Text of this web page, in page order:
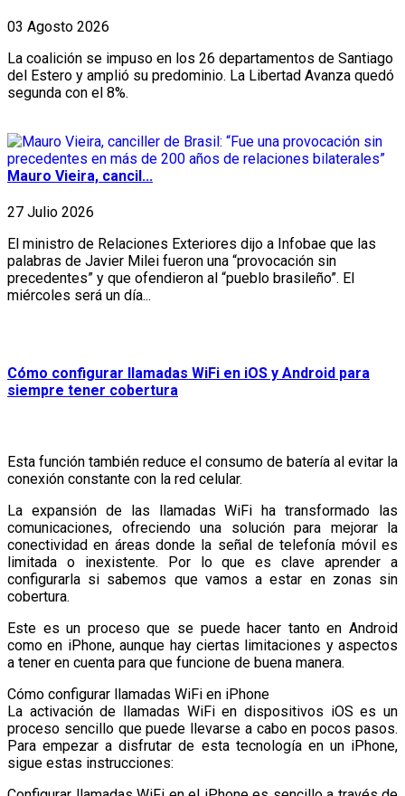
03 Agosto 2026
La coalición se impuso en los 26 departamentos de Santiago
del Estero y amplió su predominio. La Libertad Avanza quedó
segunda con el 8%.
Mauro Vieira, cancil...
27 Julio 2026
El ministro de Relaciones Exteriores dijo a Infobae que las
palabras de Javier Milei fueron una “provocación sin
precedentes” y que ofendieron al “pueblo brasileño”. El
miércoles será un día...
Cómo configurar llamadas WiFi en iOS y Android para
siempre tener cobertura
Esta función también reduce el consumo de batería al evitar la
conexión constante con la red celular.
La expansión de las llamadas WiFi ha transformado las
comunicaciones, ofreciendo una solución para mejorar la
conectividad en áreas donde la señal de telefonía móvil es
limitada o inexistente. Por lo que es clave aprender a
configurarla si sabemos que vamos a estar en zonas sin
cobertura.
Este es un proceso que se puede hacer tanto en Android
como en iPhone, aunque hay ciertas limitaciones y aspectos
a tener en cuenta para que funcione de buena manera.
Cómo configurar llamadas WiFi en iPhone
La activación de llamadas WiFi en dispositivos iOS es un
proceso sencillo que puede llevarse a cabo en pocos pasos.
Para empezar a disfrutar de esta tecnología en un iPhone,
sigue estas instrucciones: